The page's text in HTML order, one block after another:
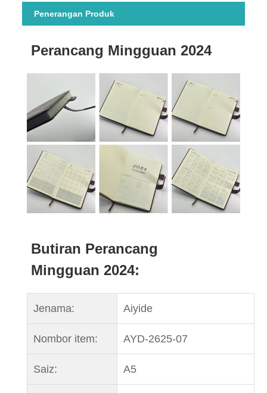
Penerangan Produk
Perancang Mingguan 2024
Butiran Perancang
Mingguan 2024:
Jenama: Aiyide
Nombor item: AYD-2625-07
Saiz: A5